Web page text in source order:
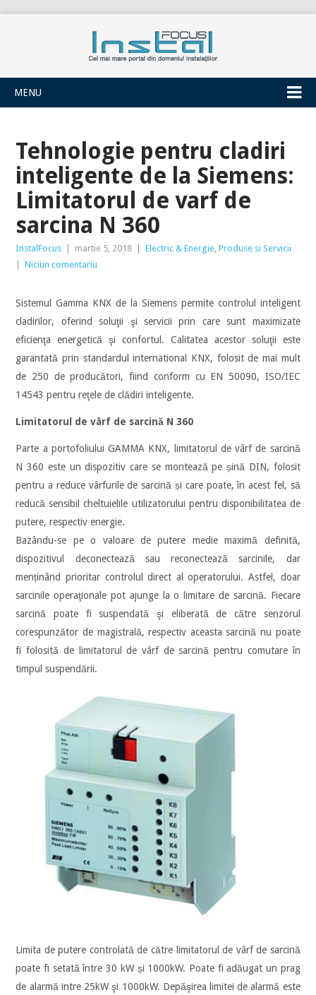
INSTALFOCUS
MENU
Tehnologie pentru cladiri
inteligente de la Siemens:
Limitatorul de varf de
sarcina N 360
InstalFocus martie 5, 2018 Electric & Energie,Produse si Servicii
Niciun comentariu
Sistemul Gamma KNX de la Siemens permite controlul inteligent
cladirilor, oferind soluţii şi servicii prin care sunt maximizate
eficienţa energetică şi confortul. Calitatea acestor soluţii este
garantată prin standardul international KNX, folosit de mai mult
de 250 de producători, fiind conform cu EN 50090, ISO/IEC
14543 pentru reţele de clădiri inteligente.
Limitatorul de vârf de sarcină N 360
Parte a portofoliului GAMMA KNX, limitatorul de vârf de sarcină
N 360 este un dispozitiv care se montează pe șină DIN, folosit
pentru a reduce vârfurile de sarcină și care poate, în acest fel, să
reducă sensibil cheltuielile utilizatorului pentru disponibilitatea de
putere, respectiv energie.
Bazându-se pe o valoare de putere medie maximă definită,
dispozitivul deconectează sau reconectează sarcinile, dar
menținând prioritar controlul direct al operatorului. Astfel, doar
sarcinile operaţionale pot ajunge la o limitare de sarcină. Fiecare
sarcină poate fi suspendată şi eliberată de către senzorul
corespunzător de magistrală, respectiv aceasta sarcină nu poate
fi folosită de limitatorul de vârf de sarcină pentru comutare în
timpul suspendării.
Limita de putere controlată de către limitatorul de vârf de sarcină
poate fi setată între 30 kW și 1000kW. Poate fi adăugat un prag
de alarmă intre 25kW şi 1000kW. Depăşirea limitei de alarmă este